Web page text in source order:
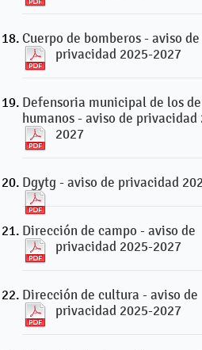
Cuerpo de bomberos - aviso de
privacidad 2025-2027
Defensoria municipal de los
humanos - aviso de privacidad
2027
Dgytg - aviso de privacidad
Dirección de campo - aviso de
privacidad 2025-2027
Dirección de cultura - aviso de
privacidad 2025-2027